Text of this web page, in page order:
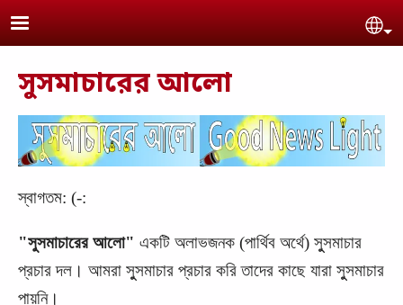
Skip to main content
সুসমাচারের আলো
স্বাগতম: (-:
‍‍‌‌"সুসমাচারের আলো" একটি অলাভজনক (পার্থিব অর্থে) সুুসমাচার
প্রচার দল। আমরা সুুসমাচার প্রচার করি তাদের কাছে যারা সুুসমাচার
পায়নি।